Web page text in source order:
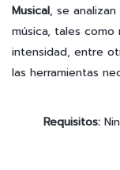
Musical, se
música, tales como
intensidad, entre
las herramientas
Requisitos: